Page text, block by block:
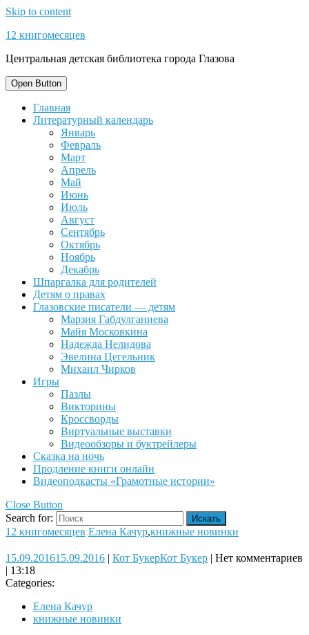
Skip to content
12 книгомесяцев
Центральная детская библиотека города Глазова
Open Button
Главная
Литературный календарь
Январь
Февраль
Март
Апрель
Май
Июнь
Июль
Август
Сентябрь
Октябрь
Ноябрь
Декабрь
Шпаргалка для родителей
Детям о правах
Глазовские писатели — детям
Марзия Габдулганиева
Майя Московкина
Надежда Нелидова
Эвелина Цегельник
Михаил Чирков
Игры
Пазлы
Викторины
Кроссворды
Виртуальные выставки
Видеообзоры и буктрейлеры
Сказка на ночь
Продление книги онлайн
Видеоподкасты «Грамотные истории»
Close Button
Search for:
12 книгомесяцев Елена Качур,книжные новинки
15.09.201615.09.2016 | Кот БукерКот Букер | Нет комментариев
| 13:18
Categories:
Елена Качур
книжные новинки